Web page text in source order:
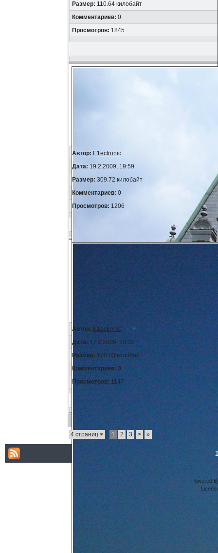
Размер: 110.64 килобайт
Комментариев: 0
Просмотров: 1845
Автор: E1ectronic
Дата: 19.2.2009, 19:59
Размер: 309.72 килобайт
Комментариев: 0
Просмотров: 1206
Автор: E1ectronic
Дата: 17.2.2009, 20:32
Размер: 170.83 килобайт
Комментариев: 0
Просмотров: 1147
4 страниц 1 2 3 > »
Powered